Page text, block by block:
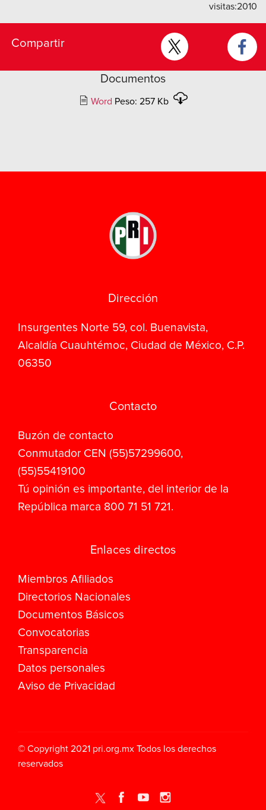
visitas:2010
Compartir
Documentos
Word Peso: 257 Kb
Dirección
Insurgentes Norte 59, col. Buenavista,
Alcaldía Cuauhtémoc, Ciudad de México, C.P.
06350
Contacto
Buzón de contacto
Conmutador CEN (55)57299600,
(55)55419100
Tú opinión es importante, del interior de la
República marca 800 71 51 721.
Enlaces directos
Miembros Afiliados
Directorios Nacionales
Documentos Básicos
Convocatorias
Transparencia
Datos personales
Aviso de Privacidad
© Copyright 2021 pri.org.mx Todos los derechos
reservados